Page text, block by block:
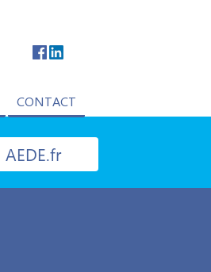
CONTACT
AEDE.fr